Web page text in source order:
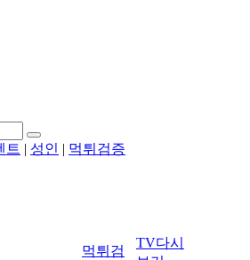
트 | 성인 | 먹튀검증
먹튀검
TV다시